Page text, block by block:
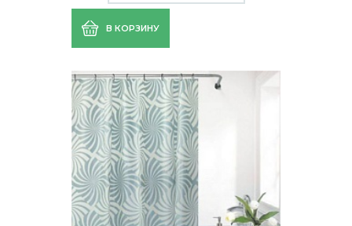
В КОРЗИНУ